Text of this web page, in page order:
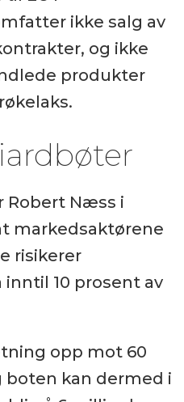
ikke salg av
og ikke
produkter
Robert Næss i
markedsaktørene
risikerer
10 prosent av
opp mot 60
boten kan dermed i